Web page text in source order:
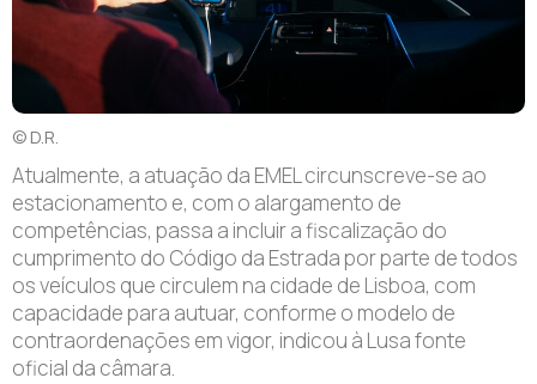
© D.R.
Atualmente, a atuação da EMEL circunscreve-se ao
estacionamento e, com o alargamento de
competências, passa a incluir a fiscalização do
cumprimento do Código da Estrada por parte de todos
os veículos que circulem na cidade de Lisboa, com
capacidade para autuar, conforme o modelo de
contraordenações em vigor, indicou à Lusa fonte
oficial da câmara.